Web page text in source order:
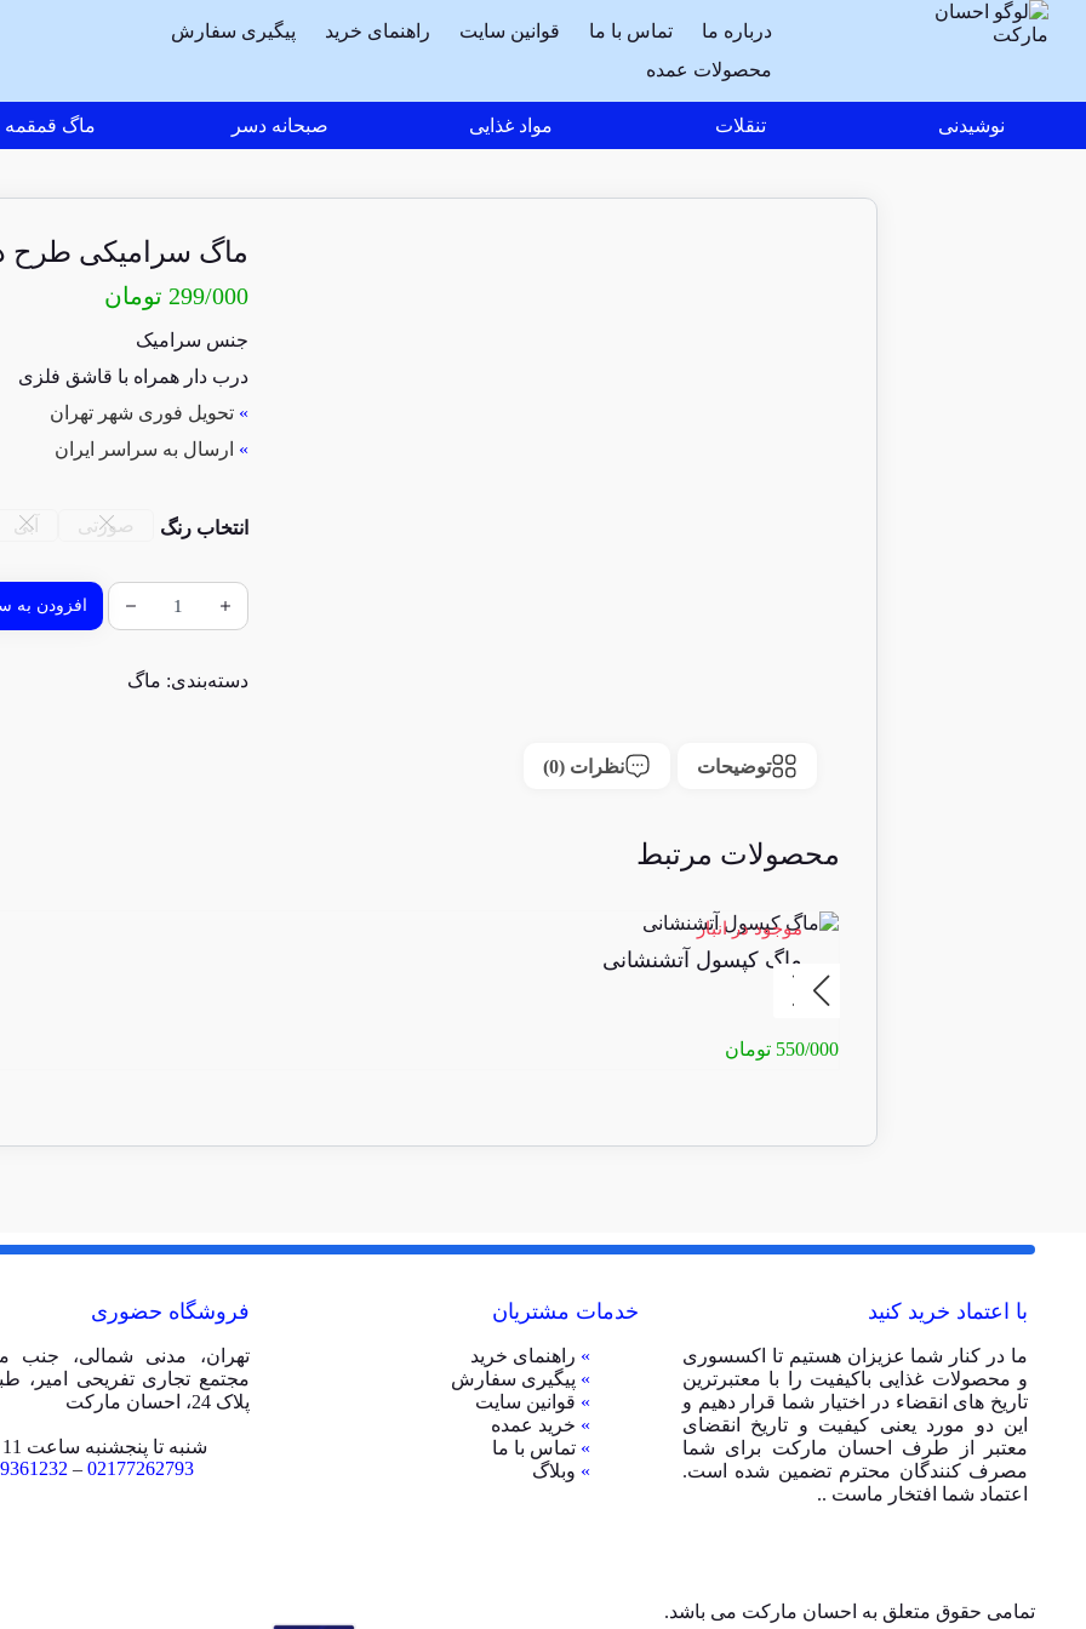
درباره ما تماس با ما قوانین سایت راهنمای خرید
پیگیری سفارش
محصولات عمده
نوشیدنی تنقلات مواد غذایی صبحانه دسر ماگ قمقمه
ماگ سرامیکی طرح
299/000 تومان
جنس سرامیک
درب دار همراه با قاشق فلزی
» تحویل فوری شهر تهران
» ارسال به سراسر ایران
انتخاب رنگ صورتی آبی
افزودن به
دسته‌بندی: ماگ
توضیحات نظرات (0)
محصولات مرتبط
موجود در انبار
ماگ کپسول آتشنشانی
550/000 تومان
با اعتماد خرید کنید
ما در کنار شما عزیزان هستیم تا اکسسوری
و محصولات غذایی باکیفیت را با معتبرترین
تاریخ های انقضاء در اختیار شما قرار دهیم و
این دو مورد یعنی کیفیت و تاریخ انقضای
معتبر از طرف احسان مارکت برای شما
مصرف کنندگان محترم تضمین شده است.
اعتماد شما افتخار ماست ..
خدمات مشتریان
» راهنمای خرید
» پیگیری سفارش
» قوانین سایت
» خرید عمده
» تماس با ما
» وبلاگ
فروشگاه حضوری
تهران، مدنی شمالی، جنب
پلاک 24، احسان مارکت
شنبه تا پنجشنبه ساعت 11 الی 20
02177262793
–
تمامی حقوق متعلق به احسان مارکت می باشد.